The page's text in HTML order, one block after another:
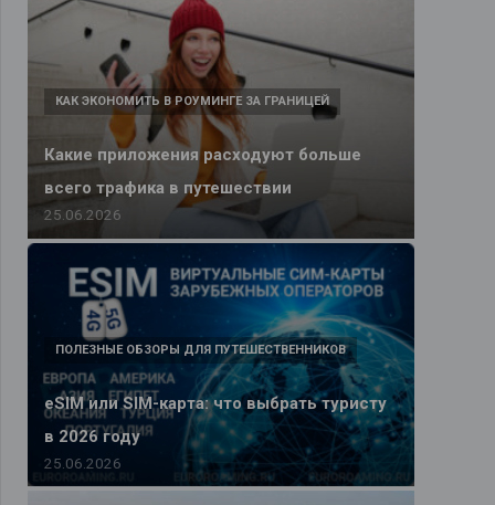
Какие приложения расходуют больше
всего трафика в путешествии
КАК ЭКОНОМИТЬ В РОУМИНГЕ ЗА ГРАНИЦЕЙ
25.06.2026
eSIM или SIM-карта: что выбрать туристу
в 2026 году
ПОЛЕЗНЫЕ ОБЗОРЫ ДЛЯ ПУТЕШЕСТВЕННИКОВ
25.06.2026